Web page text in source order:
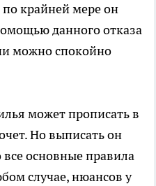
крайней мере он
данного отказа
можно спокойно
может прописать в
Но выписать он
все основные правила
случае, нюансов у